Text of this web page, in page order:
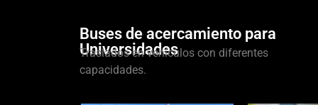
Buses de acercamiento para
Universidades
Traslados en vehículos con diferentes
capacidades.